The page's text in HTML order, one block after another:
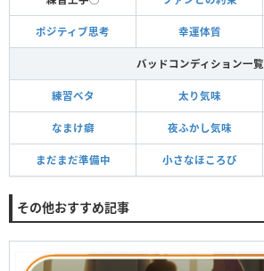
ポジティブ思考 幸運体質
バッドコンディション一覧
練習ベタ 太り気味
なまけ癖 夜ふかし気味
まだまだ準備中 小さなほころび
その他おすすめ記事